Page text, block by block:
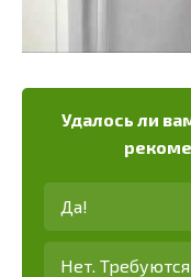
Удалось ли
Да!
Нет.